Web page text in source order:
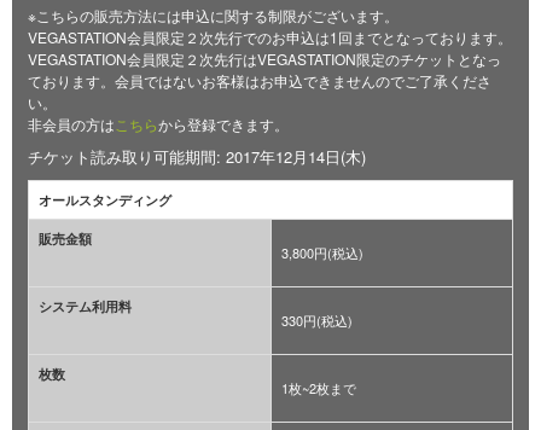
※こちらの販売方法には申込に関する制限がございます。
VEGASTATION会員限定２次先行でのお申込は1回までとなっております。
VEGASTATION会員限定２次先行はVEGASTATION限定のチケットとなっ
ております。会員ではないお客様はお申込できませんのでご了承くださ
い。
非会員の方は こちらから登録できます。
チケット読み取り可能期間: 2017年12月14日(木)
オールスタンディング
販売金額
3,800円(税込)
システム利用料
330円(税込)
枚数
1枚~2枚まで